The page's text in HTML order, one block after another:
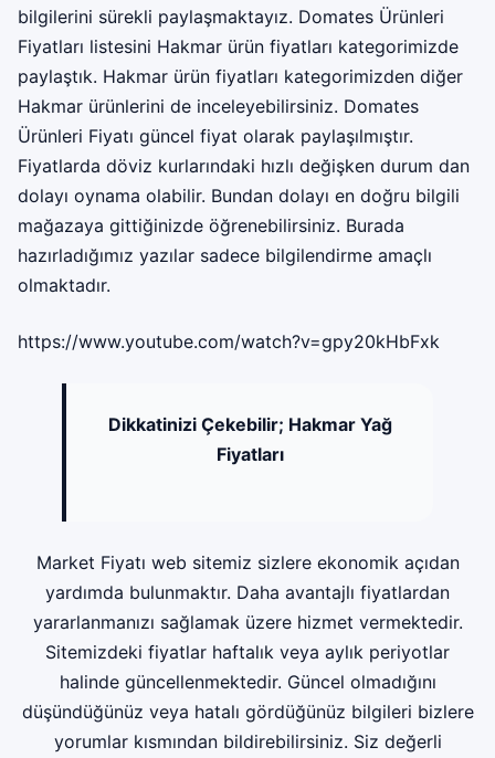
bilgilerini sürekli paylaşmaktayız. Domates Ürünleri
Fiyatları listesini Hakmar ürün fiyatları kategorimizde
paylaştık. Hakmar ürün fiyatları kategorimizden diğer
Hakmar ürünlerini de inceleyebilirsiniz. Domates
Ürünleri Fiyatı güncel fiyat olarak paylaşılmıştır.
Fiyatlarda döviz kurlarındaki hızlı değişken durum dan
dolayı oynama olabilir. Bundan dolayı en doğru bilgili
mağazaya gittiğinizde öğrenebilirsiniz. Burada
hazırladığımız yazılar sadece bilgilendirme amaçlı
olmaktadır.
https://www.youtube.com/watch?v=gpy20kHbFxk
Dikkatinizi Çekebilir; Hakmar Yağ
Fiyatları
Market Fiyatı web sitemiz sizlere ekonomik açıdan
yardımda bulunmaktır. Daha avantajlı fiyatlardan
yararlanmanızı sağlamak üzere hizmet vermektedir.
Sitemizdeki fiyatlar haftalık veya aylık periyotlar
halinde güncellenmektedir. Güncel olmadığını
düşündüğünüz veya hatalı gördüğünüz bilgileri bizlere
yorumlar kısmından bildirebilirsiniz. Siz değerli